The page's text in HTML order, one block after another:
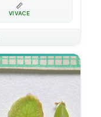
📏
VIVACE